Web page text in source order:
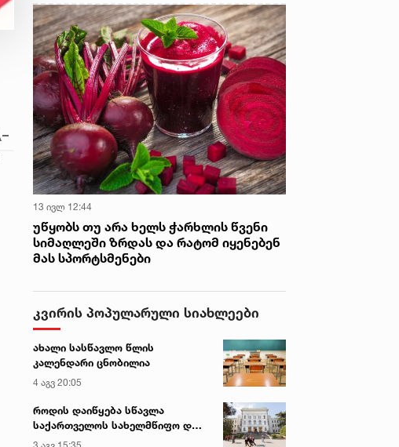
13 ივლ 12:44
უწყობს თუ არა ხელს ჭარხლის წვენი
სიმაღლეში ზრდას და რატომ იყენებენ
მას სპორტსმენები
კვირის პოპულარული სიახლეები
ახალი სასწავლო წლის
კალენდარი ცნობილია
4 აგვ 20:05
როდის დაიწყება სწავლა
საქართველოს სახელმწიფო და
კერძო უნივერსიტეტებში